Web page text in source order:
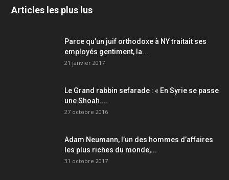
Articles les plus lus
Parce qu’un juif orthodoxe à NY traitait ses
employés gentiment, la...
21 janvier 2017
Le Grand rabbin sefarade : « En Syrie se passe
une Shoah....
27 octobre 2016
Adam Neumann, l’un des hommes d’affaires
les plus riches du monde,...
31 octobre 2017